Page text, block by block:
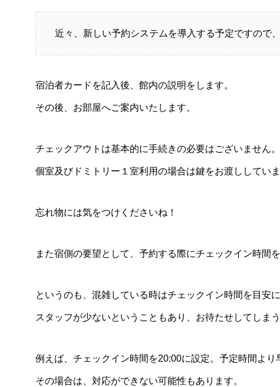
近々、新しい予約システムを導入する予定ですので
宿泊者カードを記入後、館内の説明をします。
その後、お部屋へご案内いたします。
チェックアウトは基本的に手続きの必要はございません。
個室及びドミトリー１室利用の場合は鍵をお渡ししてい
忘れ物には気をつけくださいね！
また宿側の要望として、予約する際にチェックイン時間
というのも、混雑している時はチェックイン時間を目安
スタッフが少ないということもあり、お待たせしてしま
例えば、チェックイン時間を20:00に設定。予定時間より
その場合は、対応ができない可能性もあります。